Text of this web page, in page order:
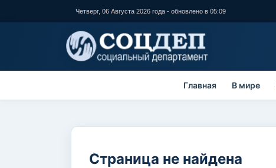
основному
Четверг, 06 Августа 2026 года - обновлено в 05:09
Главная В мире
Страница не найдена